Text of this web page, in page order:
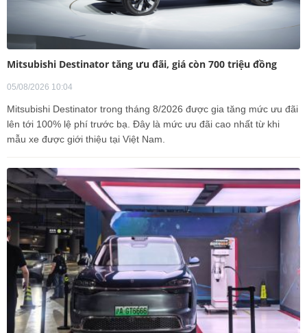
Mitsubishi Destinator tăng ưu đãi, giá còn 700 triệu đồng
05/08/2026 10:04
Mitsubishi Destinator trong tháng 8/2026 được gia tăng mức ưu đãi
lên tới 100% lệ phí trước bạ. Đây là mức ưu đãi cao nhất từ khi
mẫu xe được giới thiệu tại Việt Nam.